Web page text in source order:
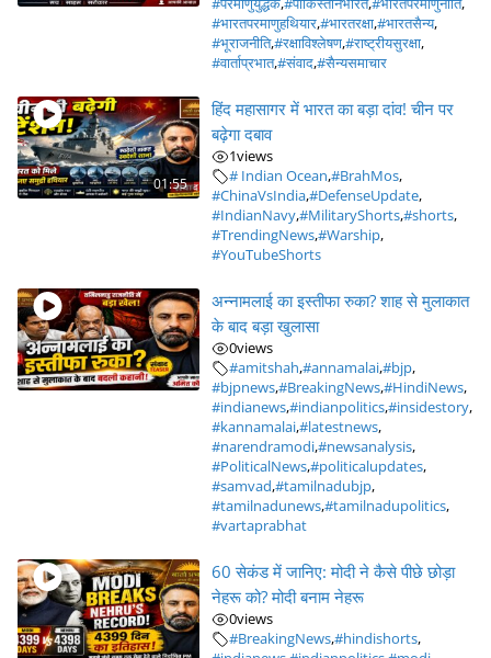
#भारतपरमाणुहथियार,#भारतरक्षा,#भारतसैन्य,
#भूराजनीति,#रक्षाविश्लेषण,#राष्ट्रीयसुरक्षा,
#वार्ताप्रभात,#संवाद,#सैन्यसमाचार
01:55
हिंद महासागर में भारत का बड़ा दांव! चीन पर
बढ़ेगा दबाव
1views
# Indian Ocean,#BrahMos,
#ChinaVsIndia,#DefenseUpdate,
#IndianNavy,#MilitaryShorts,#shorts,
#TrendingNews,#Warship,
#YouTubeShorts
अन्नामलाई का इस्तीफा रुका? शाह से मुलाकात
के बाद बड़ा खुलासा
0views
#amitshah,#annamalai,#bjp,
#bjpnews,#BreakingNews,#HindiNews,
#indianews,#indianpolitics,#insidestory,
#kannamalai,#latestnews,
#narendramodi,#newsanalysis,
#PoliticalNews,#politicalupdates,
#samvad,#tamilnadubjp,
#tamilnadunews,#tamilnadupolitics,
#vartaprabhat
60 सेकंड में जानिए: मोदी ने कैसे पीछे छोड़ा
नेहरू को? मोदी बनाम नेहरू
0views
#BreakingNews,#hindishorts,